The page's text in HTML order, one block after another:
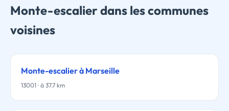
Monte-escalier dans les communes
voisines
Monte-escalier à Marseille
13001 · à 37.7 km